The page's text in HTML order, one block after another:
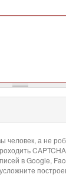
человек, а не
в Google,